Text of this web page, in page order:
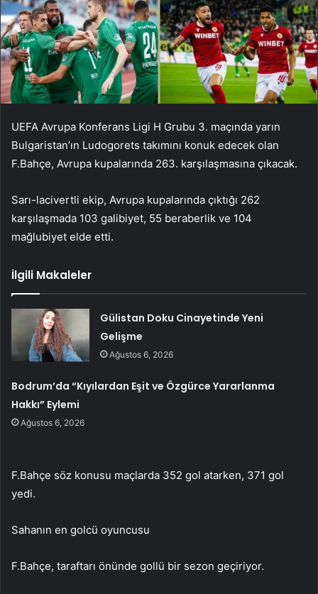
UEFA Avrupa Konferans Ligi H Grubu 3. maçında yarın
Bulgaristan’ın Ludogorets takımını konuk edecek olan
F.Bahçe, Avrupa kupalarında 263. karşılaşmasına çıkacak.
Sarı-lacivertli ekip, Avrupa kupalarında çıktığı 262
karşılaşmada 103 galibiyet, 55 beraberlik ve 104
mağlubiyet elde etti.
İlgili Makaleler
Gülistan Doku Cinayetinde Yeni
Gelişme
Ağustos 6, 2026
Bodrum’da “Kıyılardan Eşit ve Özgürce Yararlanma
Hakkı” Eylemi
Ağustos 6, 2026
F.Bahçe söz konusu maçlarda 352 gol atarken, 371 gol
yedi.
Sahanın en golcü oyuncusu
F.Bahçe, taraftarı önünde gollü bir sezon geçiriyor.